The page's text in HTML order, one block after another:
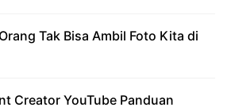
Tak Bisa Ambil Foto Kita di
Creator YouTube Panduan